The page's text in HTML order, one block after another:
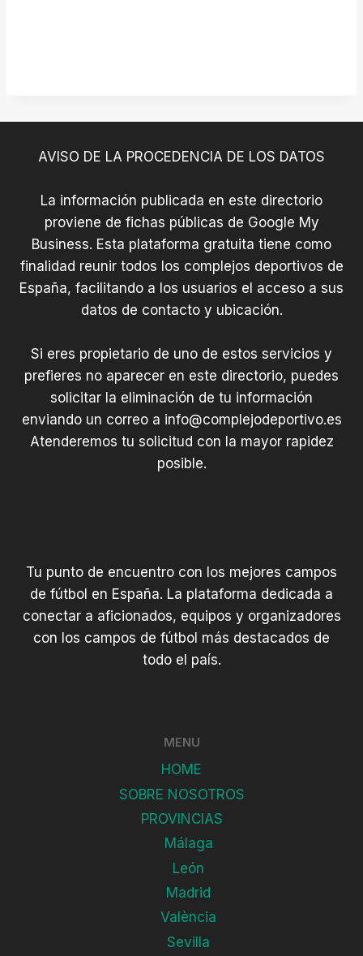
AVISO DE LA PROCEDENCIA DE LOS DATOS
La información publicada en este directorio
proviene de fichas públicas de Google My
Business. Esta plataforma gratuita tiene como
finalidad reunir todos los complejos deportivos de
España, facilitando a los usuarios el acceso a sus
datos de contacto y ubicación.
Si eres propietario de uno de estos servicios y
prefieres no aparecer en este directorio, puedes
solicitar la eliminación de tu información
enviando un correo a info@complejodeportivo.es
Atenderemos tu solicitud con la mayor rapidez
posible.
Tu punto de encuentro con los mejores campos
de fútbol en España. La plataforma dedicada a
conectar a aficionados, equipos y organizadores
con los campos de fútbol más destacados de
todo el país.
MENU
HOME
SOBRE NOSOTROS
PROVINCIAS
Málaga
León
Madrid
València
Sevilla